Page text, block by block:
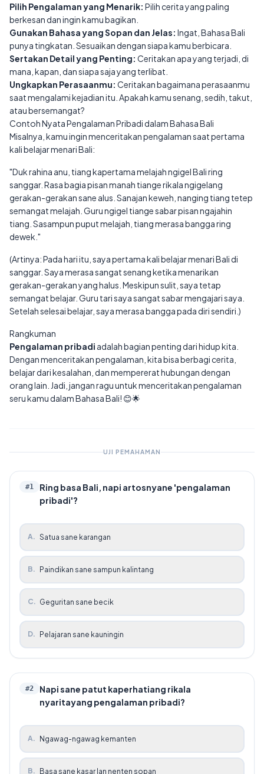
Pilih Pengalaman yang Menarik: Pilih cerita yang paling
berkesan dan ingin kamu bagikan.
Gunakan Bahasa yang Sopan dan Jelas: Ingat, Bahasa Bali
punya tingkatan. Sesuaikan dengan siapa kamu berbicara.
Sertakan Detail yang Penting: Ceritakan apa yang terjadi, di
mana, kapan, dan siapa saja yang terlibat.
Ungkapkan Perasaanmu: Ceritakan bagaimana perasaanmu
saat mengalami kejadian itu. Apakah kamu senang, sedih, takut,
atau bersemangat?
Contoh Nyata Pengalaman Pribadi dalam Bahasa Bali
Misalnya, kamu ingin menceritakan pengalaman saat pertama
kali belajar menari Bali:
"Duk rahina anu, tiang kapertama melajah ngigel Bali ring
sanggar. Rasa bagia pisan manah tiange rikala ngigelang
gerakan-gerakan sane alus. Sanajan keweh, nanging tiang tetep
semangat melajah. Guru ngigel tiange sabar pisan ngajahin
tiang. Sasampun puput melajah, tiang merasa bangga ring
dewek."
(Artinya: Pada hari itu, saya pertama kali belajar menari Bali di
sanggar. Saya merasa sangat senang ketika menarikan
gerakan-gerakan yang halus. Meskipun sulit, saya tetap
semangat belajar. Guru tari saya sangat sabar mengajari saya.
Setelah selesai belajar, saya merasa bangga pada diri sendiri.)
Rangkuman
Pengalaman pribadi adalah bagian penting dari hidup kita.
Dengan menceritakan pengalaman, kita bisa berbagi cerita,
belajar dari kesalahan, dan mempererat hubungan dengan
orang lain. Jadi, jangan ragu untuk menceritakan pengalaman
seru kamu dalam Bahasa Bali! 😊🌟
UJI PEMAHAMAN
#1
Ring basa Bali, napi artosnyane 'pengalaman
pribadi'?
A. Satua sane karangan
B. Paindikan sane sampun kalintang
C. Geguritan sane becik
D. Pelajaran sane kauningin
#2
Napi sane patut kaperhatiang rikala
nyaritayang pengalaman pribadi?
A. Ngawag-ngawag kemanten
B. Basa sane kasar lan nenten sopan